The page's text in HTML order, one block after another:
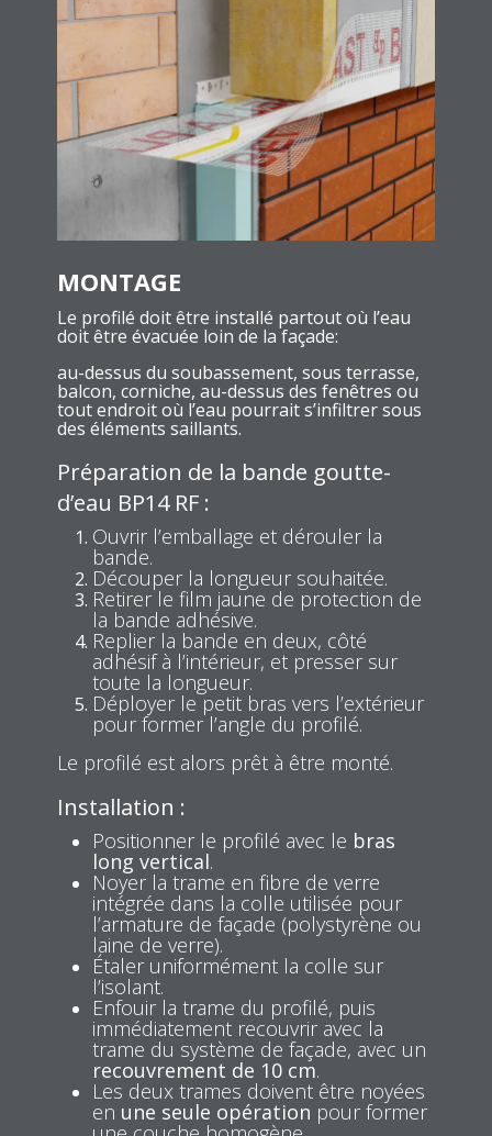
MONTAGE
Le profilé doit être installé partout où l’eau
doit être évacuée loin de la façade:
au-dessus du soubassement, sous terrasse,
balcon, corniche, au-dessus des fenêtres ou
tout endroit où l’eau pourrait s’infiltrer sous
des éléments saillants.
Préparation de la bande goutte-
d’eau BP14 RF :
Ouvrir l’emballage et dérouler la
bande.
Découper la longueur souhaitée.
Retirer le film jaune de protection de
la bande adhésive.
Replier la bande en deux, côté
adhésif à l’intérieur, et presser sur
toute la longueur.
Déployer le petit bras vers l’extérieur
pour former l’angle du profilé.
Le profilé est alors prêt à être monté.
Installation :
Positionner le profilé avec le bras
long vertical.
Noyer la trame en fibre de verre
intégrée dans la colle utilisée pour
l’armature de façade (polystyrène ou
laine de verre).
Étaler uniformément la colle sur
l’isolant.
Enfouir la trame du profilé, puis
immédiatement recouvrir avec la
trame du système de façade, avec un
recouvrement de 10 cm.
Les deux trames doivent être noyées
en une seule opération pour former